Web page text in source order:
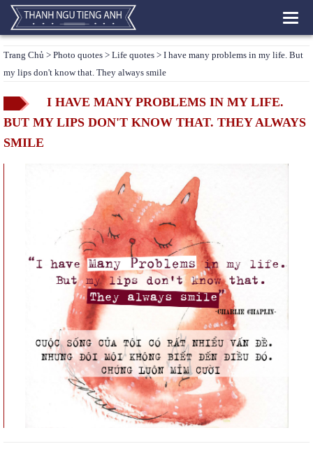
Trang Chủ > Photo quotes > Life quotes > I have many problems in my life. But
my lips don't know that. They always smile
I HAVE MANY PROBLEMS IN MY LIFE.
BUT MY LIPS DON'T KNOW THAT. THEY ALWAYS
SMILE